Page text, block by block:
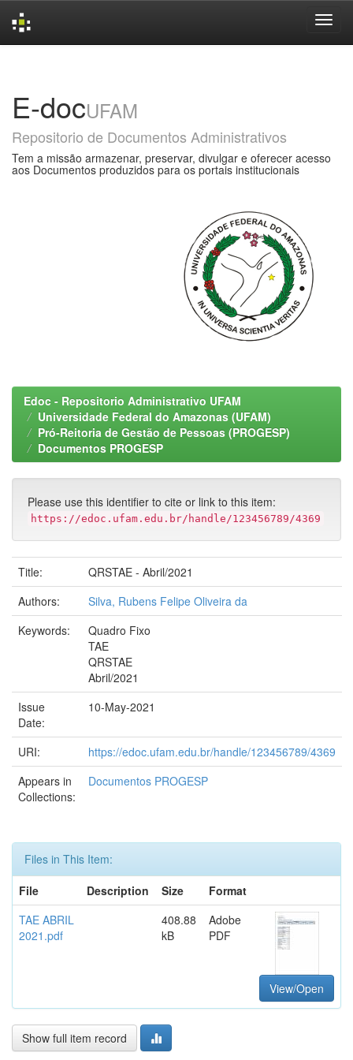
E-docUFAM
Repositorio de Documentos Administrativos
Tem a missão armazenar, preservar, divulgar e oferecer acesso
aos Documentos produzidos para os portais institucionais
Edoc - Repositorio Administrativo UFAM
Universidade Federal do Amazonas (UFAM)
Pró-Reitoria de Gestão de Pessoas (PROGESP)
Documentos PROGESP
Please use this identifier to cite or link to this item:
https://edoc.ufam.edu.br/handle/123456789/4369
Title:
QRSTAE - Abril/2021
Authors:
Silva, Rubens Felipe Oliveira da
Keywords:
Quadro Fixo
TAE
QRSTAE
Abril/2021
Issue
Date:
10-May-2021
URI:
https://edoc.ufam.edu.br/handle/123456789/4369
Appears in
Collections:
Documentos PROGESP
Files in This Item:
File
Description Size
Format
TAE ABRIL
2021.pdf
408.88
kB
Adobe
PDF
View/Open
Show full item record